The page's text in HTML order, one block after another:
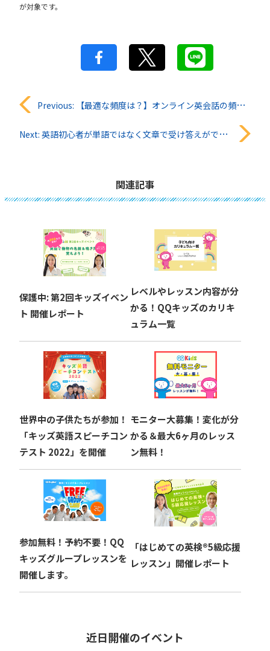
が対象です。
投
稿
ョ
ン
Previous: 【最適な頻度は？】オンライン英会話の頻度と英語力向上の関係
Next: 英語初心者が単語ではなく文章で受け答えができるようになるには？
関連記事
保護中: 第2回キッズイベン
ト 開催レポート
レベルやレッスン内容が分
かる！QQキッズのカリキ
ュラム一覧
世界中の子供たちが参加！
「キッズ英語スピーチコン
テスト 2022」を開催
モニター大募集！変化が分
かる＆最大6ヶ月のレッス
ン無料！
参加無料！予約不要！QQ
キッズグループレッスンを
開催します。
「はじめての英検®︎5級応援
レッスン」開催レポート
近日開催のイベント